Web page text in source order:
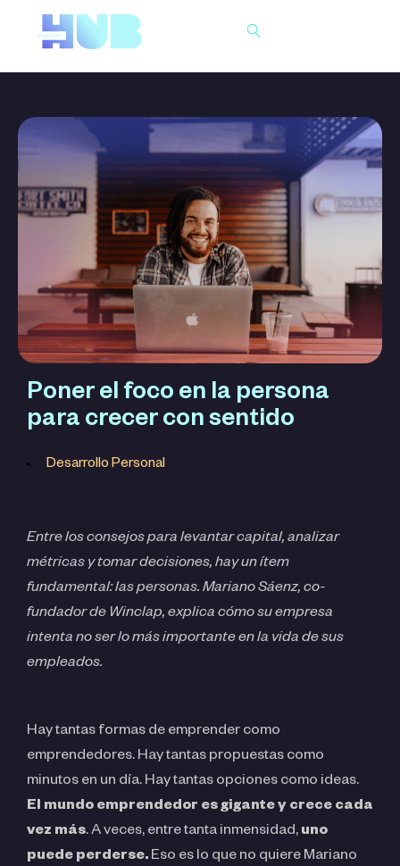
Poner el foco en la persona
para crecer con sentido
Desarrollo Personal
Entre los consejos para levantar capital, analizar
métricas y tomar decisiones, hay un ítem
fundamental: las personas. Mariano Sáenz, co-
fundador de Winclap, explica cómo su empresa
intenta no ser lo más importante en la vida de sus
empleados.
Hay tantas formas de emprender como
emprendedores. Hay tantas propuestas como
minutos en un día. Hay tantas opciones como ideas.
El mundo emprendedor es gigante y crece cada
vez más. A veces, entre tanta inmensidad, uno
puede perderse. Eso es lo que no quiere Mariano